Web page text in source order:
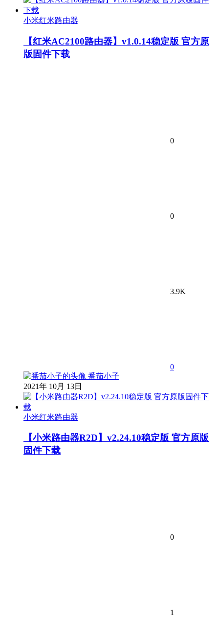
小米红米路由器
【红米AC2100路由器】v1.0.14稳定版 官方原
版固件下载
0
0
3.9K
0
番茄小子
2021年 10月 13日
小米红米路由器
【小米路由器R2D】v2.24.10稳定版 官方原版
固件下载
0
1